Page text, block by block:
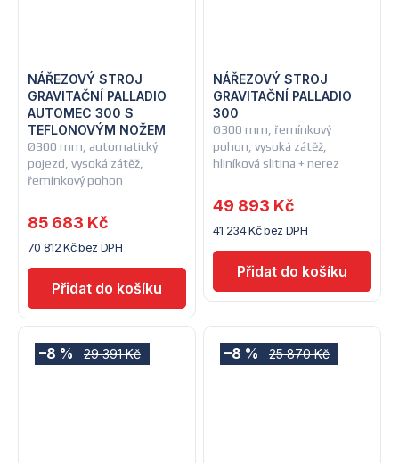
Ø300 mm, automatický
pojezd, vysoká zátěž,
řemínkový pohon
NÁŘEZOVÝ STROJ
GRAVITAČNÍ PALLADIO
AUTOMEC 300 S
TEFLONOVÝM NOŽEM
70 812 Kč bez DPH
85 683 Kč
Ø300 mm, řemínkový
pohon, vysoká zátěž,
hliníková slitina + nerez
NÁŘEZOVÝ STROJ
GRAVITAČNÍ PALLADIO
300
41 234 Kč bez DPH
49 893 Kč
29 391 Kč
–8 % 25 870 Kč
–8 %